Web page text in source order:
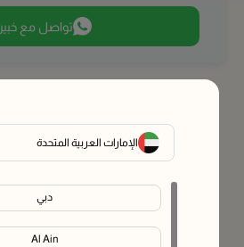
الإمارات العربية المتحدة
دبي
Al Ain
تواصل مع خبير